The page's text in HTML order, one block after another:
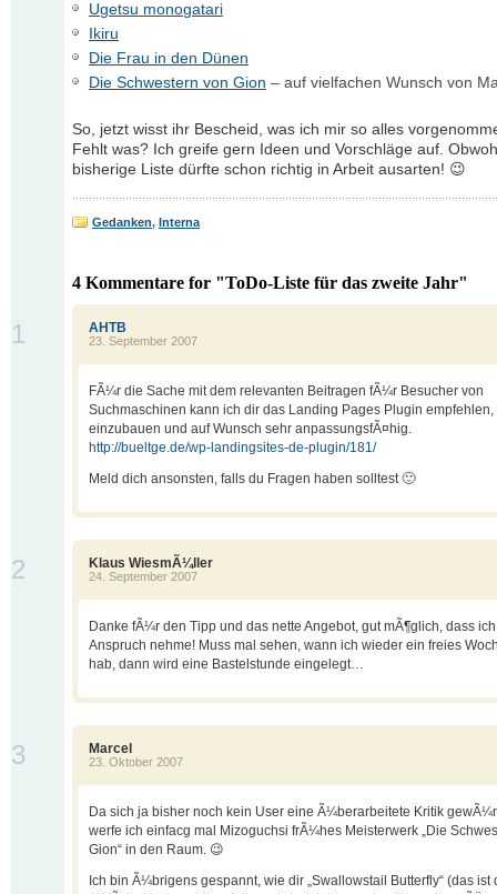
Ugetsu monogatari
Ikiru
Die Frau in den Dünen
Die Schwestern von Gion – auf vielfachen Wunsch von
So, jetzt wisst ihr Bescheid, was ich mir so alles
Fehlt was? Ich greife gern Ideen und Vorschläge auf.
bisherige Liste dürfte schon richtig in Arbeit ausarten! 😉
Gedanken, Interna
4 Kommentare for "ToDo-Liste für das zweite Jahr"
AHTB
23. September 2007
1
FÃ¼r die Sache mit dem relevanten Beitragen fÃ¼r Besucher von
Suchmaschinen kann ich dir das Landing Pages Plugin empfehlen,
einzubauen und auf Wunsch sehr anpassungsfÃ¤hig.
http://bueltge.de/wp-landingsites-de-plugin/181/
Meld dich ansonsten, falls du Fragen haben solltest 🙂
Klaus WiesmÃ¼ller
24. September 2007
2
Danke fÃ¼r den Tipp und das nette Angebot, gut mÃ¶glich, dass
Anspruch nehme! Muss mal sehen, wann ich wieder ein freies
hab, dann wird eine Bastelstunde eingelegt…
Marcel
23. Oktober 2007
3
Da sich ja bisher noch kein User eine Ã¼berarbeitete Kritik
werfe ich einfacg mal Mizoguchsi frÃ¼hes Meisterwerk „Die
Gion“ in den Raum. 😉
Ich bin Ã¼brigens gespannt, wie dir „Swallowstail Butterfly“ (das ist